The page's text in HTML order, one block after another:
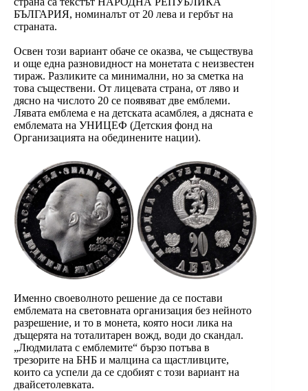
БЪЛГАРИЯ, номиналът от 20 лева и гербът на
страната.
Освен този вариант обаче се оказва, че съществува
и още една разновидност на монетата с неизвестен
тираж. Разликите са минимални, но за сметка на
това съществени. От лицевата страна, от ляво и
дясно на числото 20 се появяват две емблеми.
Лявата емблема е на детската асамблея, а дясната е
емблемата на УНИЦЕФ (Детския фонд на
Организацията на обединените нации).
Именно своеволното решение да се постави
емблемата на световната организация без нейното
разрешение, и то в монета, която носи лика на
дъщерята на тоталитарен вожд, води до скандал.
„Людмилата с емблемите“ бързо потъва в
трезорите на БНБ и малцина са щастливците,
които са успели да се сдобият с този вариант на
двайсетолевката.